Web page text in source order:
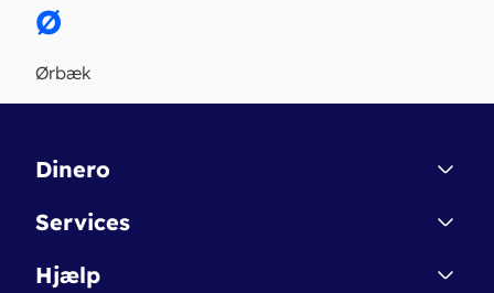
Ø
Ørbæk
Dinero
Kontakt
Betingelser & Sikkerhed
Services
Dinero Starter
Hjælp